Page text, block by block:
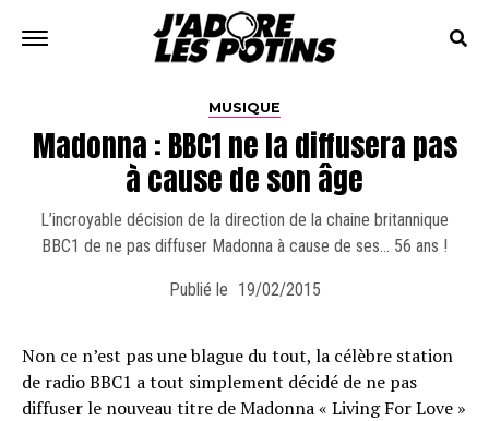
MUSIQUE
Madonna : BBC1 ne la diffusera pas
à cause de son âge
L’incroyable décision de la direction de la chaine britannique
BBC1 de ne pas diffuser Madonna à cause de ses… 56 ans !
Publié le 19/02/2015
Non ce n’est pas une blague du tout, la célèbre station
de radio BBC1 a tout simplement décidé de ne pas
diffuser le nouveau titre de Madonna « Living For Love »